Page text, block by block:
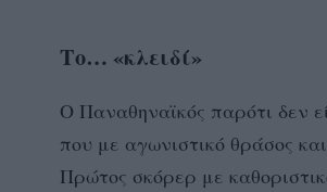
Το… «κλειδί»
Ο Παναθηναϊκός παρότι δεν
που με αγωνιστικό θράσος
Πρώτος σκόρερ με